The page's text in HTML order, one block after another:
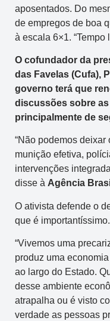
aposentados. Do
de empregos de boa
à escala 6×1.
O cofundador da
das Favelas (Cufa),
governo terá que
discussões sobre
principalmente de
“Não podemos deixar
munição efetiva,
intervenções
disse à Agência
O ativista defende o
que é importantíssimo.
“Vivemos uma
produz uma
ao largo do Estado.
desse ambiente
atrapalha ou é visto
verdade as pessoas